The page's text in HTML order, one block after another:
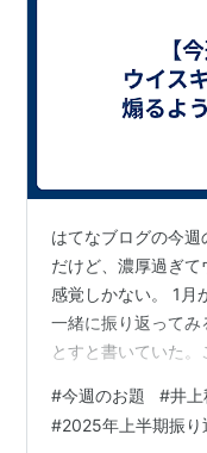
はてなブログの今週
だけど、濃厚過ぎ
感覚しかない。 1月
一緒に振り返って
とすと書いていた
のランニング、完璧
チの食事管理をす
#今週のお題 #井
#2025年上半期振り